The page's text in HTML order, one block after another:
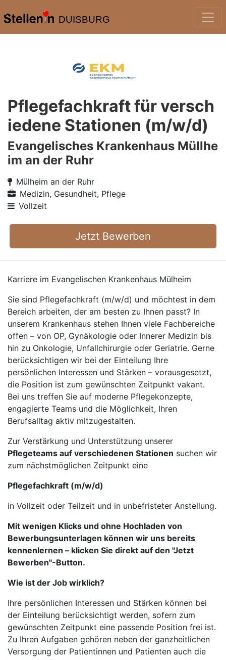
DUISBURG
Pflegefachkraft für versch
iedene Stationen (m/w/d)
Evangelisches Krankenhaus Müllhe
im an der Ruhr
Mülheim an der Ruhr
Medizin, Gesundheit, Pflege
Vollzeit
Jetzt Bewerben
Karriere im Evangelischen Krankenhaus Mülheim
Sie sind Pflegefachkraft (m/w/d) und möchtest in dem
Bereich arbeiten, der am besten zu Ihnen passt? In
unserem Krankenhaus stehen Ihnen viele Fachbereiche
offen – von OP, Gynäkologie oder Innerer Medizin bis
hin zu Onkologie, Unfallchirurgie oder Geriatrie. Gerne
berücksichtigen wir bei der Einteilung Ihre
persönlichen Interessen und Stärken – vorausgesetzt,
die Position ist zum gewünschten Zeitpunkt vakant.
Bei uns treffen Sie auf moderne Pflegekonzepte,
engagierte Teams und die Möglichkeit, Ihren
Berufsalltag aktiv mitzugestalten.
Zur Verstärkung und Unterstützung unserer
Pflegeteams auf verschiedenen Stationen suchen wir
zum nächstmöglichen Zeitpunkt eine
Pflegefachkraft (m/w/d)
in Vollzeit oder Teilzeit und in unbefristeter Anstellung.
Mit wenigen Klicks und ohne Hochladen von
Bewerbungsunterlagen können wir uns bereits
kennenlernen – klicken Sie direkt auf den "Jetzt
Bewerben"-Button.
Wie ist der Job wirklich?
Ihre persönlichen Interessen und Stärken können bei
der Einteilung berücksichtigt werden, sofern zum
gewünschten Zeitpunkt eine passende Position frei ist.
Zu Ihren Aufgaben gehören neben der ganzheitlichen
Versorgung der Patientinnen und Patienten auch die